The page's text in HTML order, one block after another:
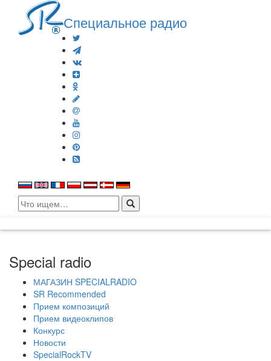
Специальное радио
Search
for:
Special radio
МАГАЗИН SPECIALRADIO
SR Recommended
Прием композиций
Прием видеоклипов
Конкурс
Новости
SpecialRockTV